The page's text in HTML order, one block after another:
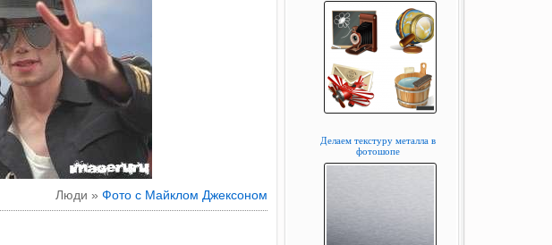
Люди » Фото с Майклом Джексоном
Делаем текстуру металла в
фотошопе